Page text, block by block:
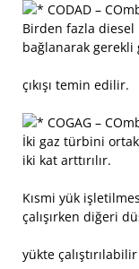
CODAD –
Birden fazla diesel
bağlanarak gerekli
çıkışı temin edilir.
COGAG –
İki gaz türbini ortak
iki kat arttırılır.
Kısmi yük
çalışırken diğeri
yükte çalıştırılabilir